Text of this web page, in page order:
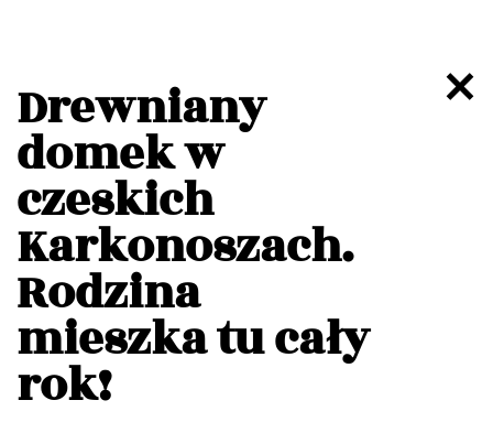
Drewniany
domek w
czeskich
Karkonoszach.
Rodzina
mieszka tu cały
rok!